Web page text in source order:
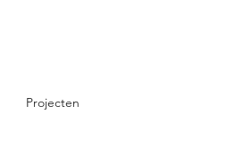
Projecten